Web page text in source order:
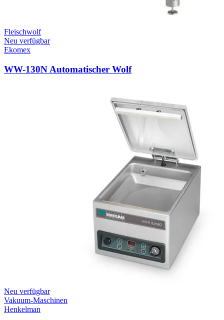
Fleischwolf
Neu verfügbar
Ekomex
WW-130N Automatischer Wolf
Neu verfügbar
Vakuum-Maschinen
Henkelman